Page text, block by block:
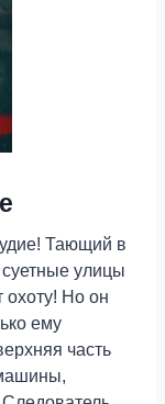
Тающий в
суетные улицы
охоту! Но он
ему
часть